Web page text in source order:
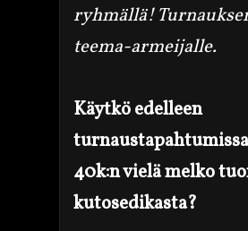
ryhmällä!
teema-armeijalle.
Käytkö edelleen
40k:n vielä melko
kutosedikasta?